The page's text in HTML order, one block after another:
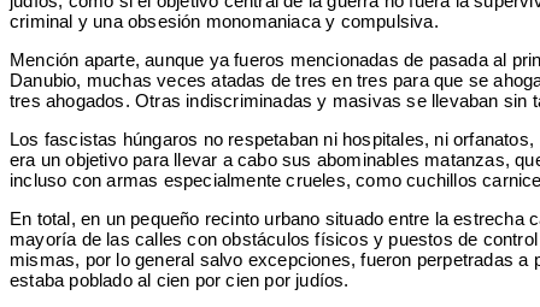
criminal y una obsesión monomaniaca y compulsiva.
Mención aparte, aunque ya fueros mencionadas de pasada al
Danubio, muchas veces atadas de tres en tres para que se
tres ahogados. Otras indiscriminadas y masivas se llevaban
Los fascistas húngaros no respetaban ni hospitales, ni
era un objetivo para llevar a cabo sus abominables matanzas,
incluso con armas especialmente crueles, como cuchillos
En total, en un pequeño recinto urbano situado entre la
mayoría de las calles con obstáculos físicos y puestos de
mismas, por lo general salvo excepciones, fueron perpetradas
estaba poblado al cien por cien por judíos.